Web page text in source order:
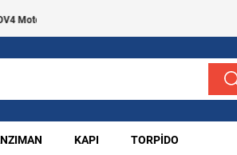
DV5 Motor, DV6 Motor, EcoBoost Motor,
KAPI TORPIDO